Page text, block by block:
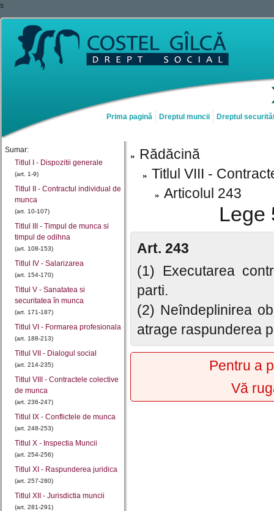
s
Prima pagină Dreptul muncii Dreptul
Sumar:
Titlul I - Dispozitii generale
(art. 1-9)
Titlul II - Contractul individual de
munca
(art. 10-107)
Titlul III - Timpul de munca si
timpul de odihna
(art. 108-153)
Titlul IV - Salarizarea
(art. 154-170)
Titlul V - Sanatatea si
securitatea în munca
(art. 171-187)
Titlul VI - Formarea profesionala
(art. 188-213)
Titlul VII - Dialogul social
(art. 214-235)
Titlul VIII - Contractele colective
de munca
(art. 236-247)
Titlul IX - Conflictele de munca
(art. 248-253)
Titlul X - Inspectia Muncii
(art. 254-256)
Titlul XI - Raspunderea juridica
(art. 257-280)
Titlul XII - Jurisdictia muncii
(art. 281-291)
Rădăcină
Titlul VIII -
Articolul 243
Lege
Art. 243
(1) Executarea
parti.
(2) Neîndeplinirea
atrage raspunderea
Pentru a
Vă